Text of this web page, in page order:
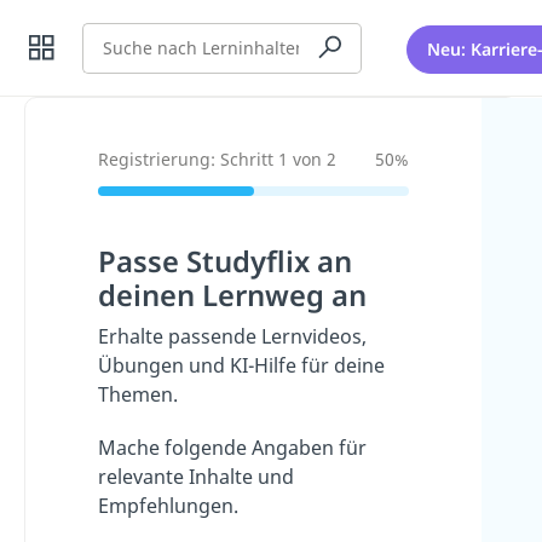
Suche Neu:
Registrierung: Schritt 1 von 2 50%
Passe Studyflix an
deinen Lernweg an
Erhalte passende Lernvideos,
Übungen und KI-Hilfe für deine
Themen.
Mache folgende Angaben für
relevante Inhalte und
Empfehlungen.